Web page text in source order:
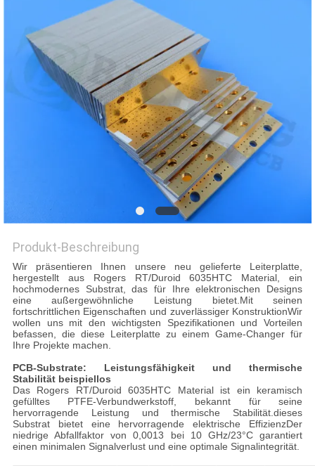
SITEMAP
DATENSCHUTZRICHTLINIE
Produkt-Beschreibung
Wir präsentieren Ihnen unsere neu gelieferte Leiterplatte,
hergestellt aus Rogers RT/Duroid 6035HTC Material, ein
hochmodernes Substrat, das für Ihre elektronischen Designs
eine außergewöhnliche Leistung bietet.Mit seinen
fortschrittlichen Eigenschaften und zuverlässiger KonstruktionWir
wollen uns mit den wichtigsten Spezifikationen und Vorteilen
befassen, die diese Leiterplatte zu einem Game-Changer für
Ihre Projekte machen.
PCB-Substrate: Leistungsfähigkeit und thermische
Stabilität beispiellos
Das Rogers RT/Duroid 6035HTC Material ist ein keramisch
gefülltes PTFE-Verbundwerkstoff, bekannt für seine
hervorragende Leistung und thermische Stabilität.dieses
Substrat bietet eine hervorragende elektrische EffizienzDer
niedrige Abfallfaktor von 0,0013 bei 10 GHz/23°C garantiert
einen minimalen Signalverlust und eine optimale Signalintegrität.